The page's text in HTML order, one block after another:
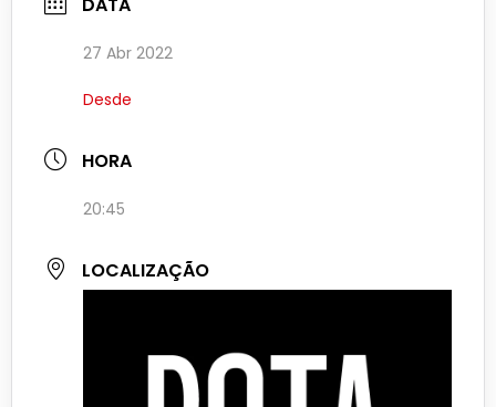
27 Abr 2022
Desde
HORA
20:45
LOCALIZAÇÃO